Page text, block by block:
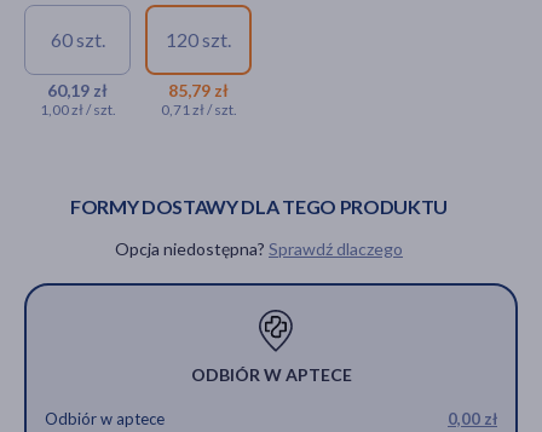
60 szt.
60,19 zł
1,00 zł / szt.
Singularis Witamina K2 MK-7
+ D3, kapsułki miękkie, 60 szt.
120 szt.
85,79 zł
0,71 zł / szt.
FORMY DOSTAWY DLA TEGO PRODUKTU
Opcja niedostępna? Sprawdź dlaczego
ODBIÓR W APTECE
Odbiór w aptece 0,00 zł